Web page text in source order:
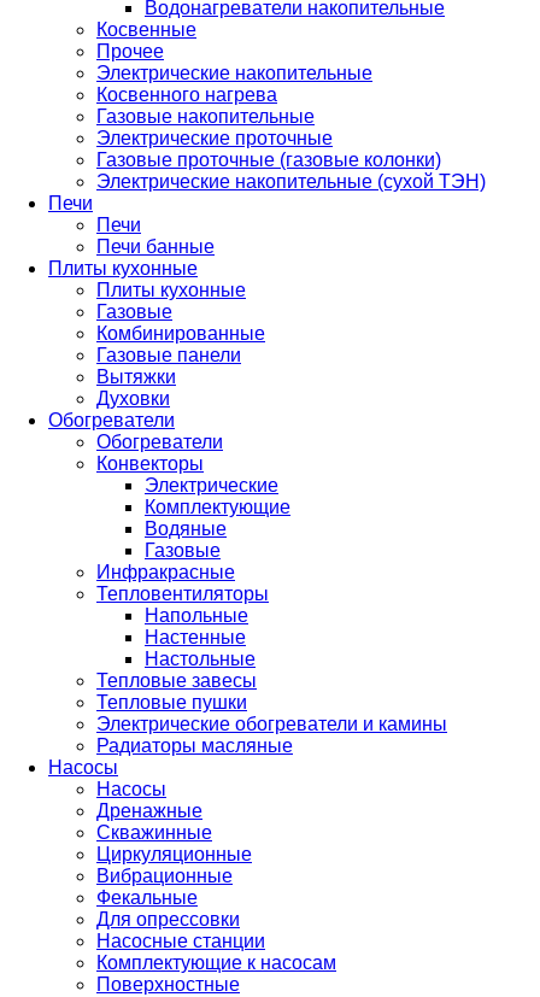
Водонагреватели накопительные
Косвенные
Прочее
Электрические накопительные
Косвенного нагрева
Газовые накопительные
Электрические проточные
Газовые проточные (газовые колонки)
Электрические накопительные (сухой ТЭН)
Печи
Печи
Печи банные
Плиты кухонные
Плиты кухонные
Газовые
Комбинированные
Газовые панели
Вытяжки
Духовки
Обогреватели
Обогреватели
Конвекторы
Электрические
Комплектующие
Водяные
Газовые
Инфракрасные
Тепловентиляторы
Напольные
Настенные
Настольные
Тепловые завесы
Тепловые пушки
Электрические обогреватели и камины
Радиаторы масляные
Насосы
Насосы
Дренажные
Скважинные
Циркуляционные
Вибрационные
Фекальные
Для опрессовки
Насосные станции
Комплектующие к насосам
Поверхностные